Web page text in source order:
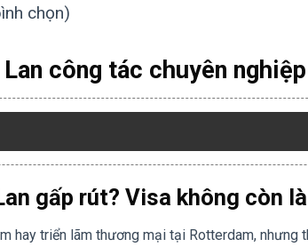
chọn)
công tác chuyên
gấp rút? Visa không còn
hay triển lãm thương mại tại Rotterdam, nhưng